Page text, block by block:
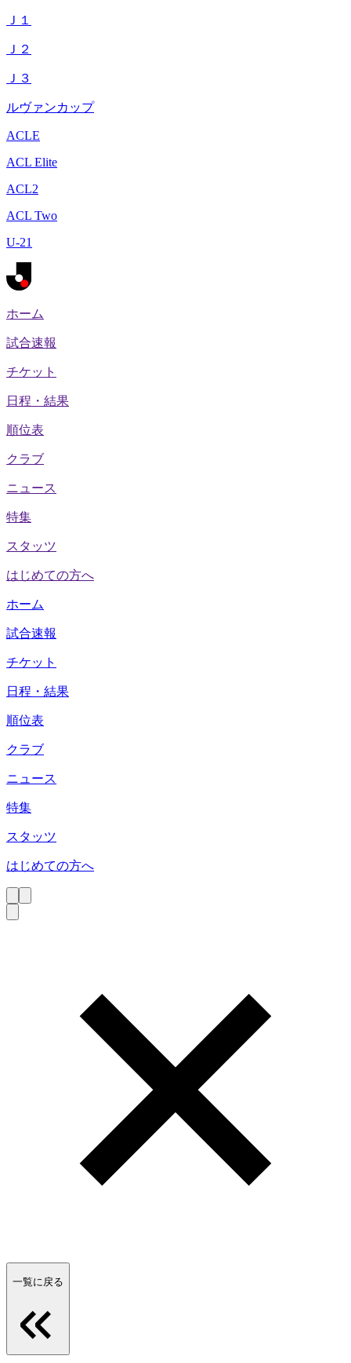
Ｊ１
Ｊ２
Ｊ３
ルヴァンカップ
ACLE
ACL Elite
ACL2
ACL Two
U-21
ホーム
試合速報
チケット
日程・結果
順位表
クラブ
ニュース
特集
スタッツ
はじめての方へ
ホーム
試合速報
チケット
日程・結果
順位表
クラブ
ニュース
特集
スタッツ
はじめての方へ
一覧に戻る